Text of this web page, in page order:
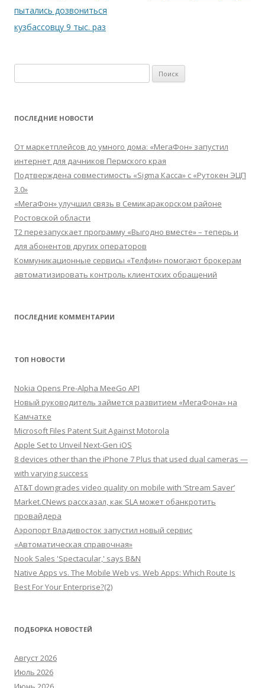
по
записям
пытались дозвониться
кузбассовцу 9 тыс. раз
ПОСЛЕДНИЕ НОВОСТИ
От маркетплейсов до умного дома: «МегаФон» запустил
интернет для дачников Пермского края
Подтверждена совместимость «Sigma Касса» с «Рутокен ЭЦП
3.0»
«МегаФон» улучшил связь в Семикаракорском районе
Ростовской области
Т2 перезапускает программу «Выгодно вместе» – теперь и
для абонентов других операторов
Коммуникационные сервисы «Телфин» помогают брокерам
автоматизировать контроль клиентских обращений
ПОСЛЕДНИЕ КОММЕНТАРИИ
ТОП НОВОСТИ
Nokia Opens Pre-Alpha MeeGo API
Новый руководитель займется развитием «МегаФона» на
Камчатке
Microsoft Files Patent Suit Against Motorola
Apple Set to Unveil Next-Gen iOS
8 devices other than the iPhone 7 Plus that used dual cameras —
with varying success
AT&T downgrades video quality on mobile with ‘Stream Saver’
Market.CNews рассказал, как SLA может обанкротить
провайдера
Аэропорт Владивосток запустил новый сервис
«Автоматическая справочная»
Nook Sales 'Spectacular,' says B&N
Native Apps vs. The Mobile Web vs. Web Apps: Which Route Is
Best For Your Enterprise?(2)
ПОДБОРКА НОВОСТЕЙ
Август 2026
Июль 2026